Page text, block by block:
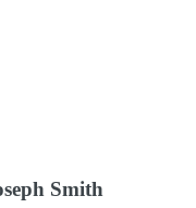
Smith